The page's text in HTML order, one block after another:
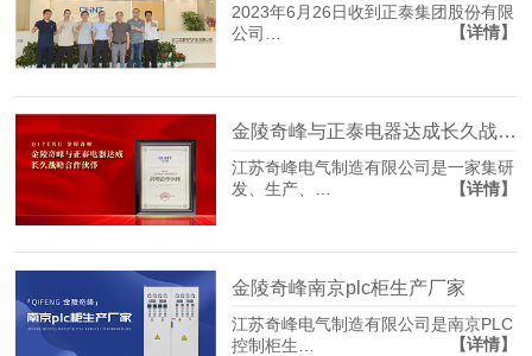
2023年6月26日收到正泰集团股份有限
公司…
【详情】
金陵奇峰与正泰电器达成长久战略合作伙伴
江苏奇峰电气制造有限公司是一家集研
发、生产、…
【详情】
金陵奇峰南京plc柜生产厂家
江苏奇峰电气制造有限公司是南京PLC
控制柜生…
【详情】